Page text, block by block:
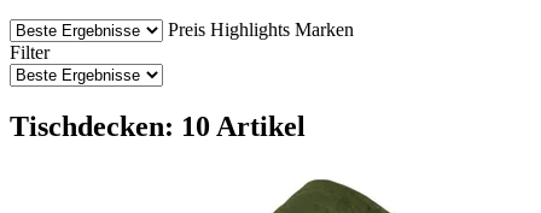
Preis Highlights Marken
Filter
Tischdecken: 10 Artikel